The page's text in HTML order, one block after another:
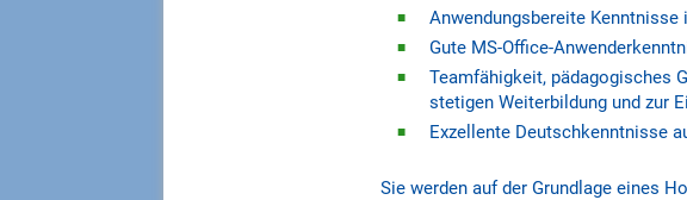
Anwendungsbereite
Gute MS-Office-
Teamfähigkeit, pädagogisches
stetigen Weiterbildung und zur
Exzellente Deutschkenntnisse
Sie werden auf der Grundlage eines